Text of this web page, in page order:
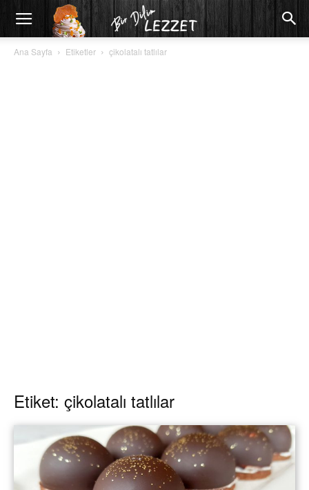
Ana Sayfa Etiketler çikolatalı tatlılar
Etiket: çikolatalı tatlılar